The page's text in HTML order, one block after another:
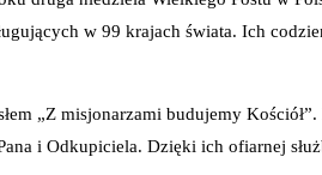
w 99 krajach świata. Ich
„Z misjonarzami budujemy
i Odkupiciela. Dzięki ich ofiarnej